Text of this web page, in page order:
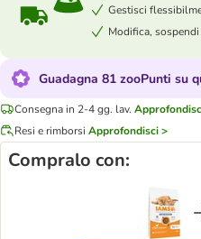
Gestisci
Modifica,
Guadagna 81 zooPunti su
Consegna in 2-4 gg. lav.
Resi e rimborsi Approfondisci >
Compralo con: